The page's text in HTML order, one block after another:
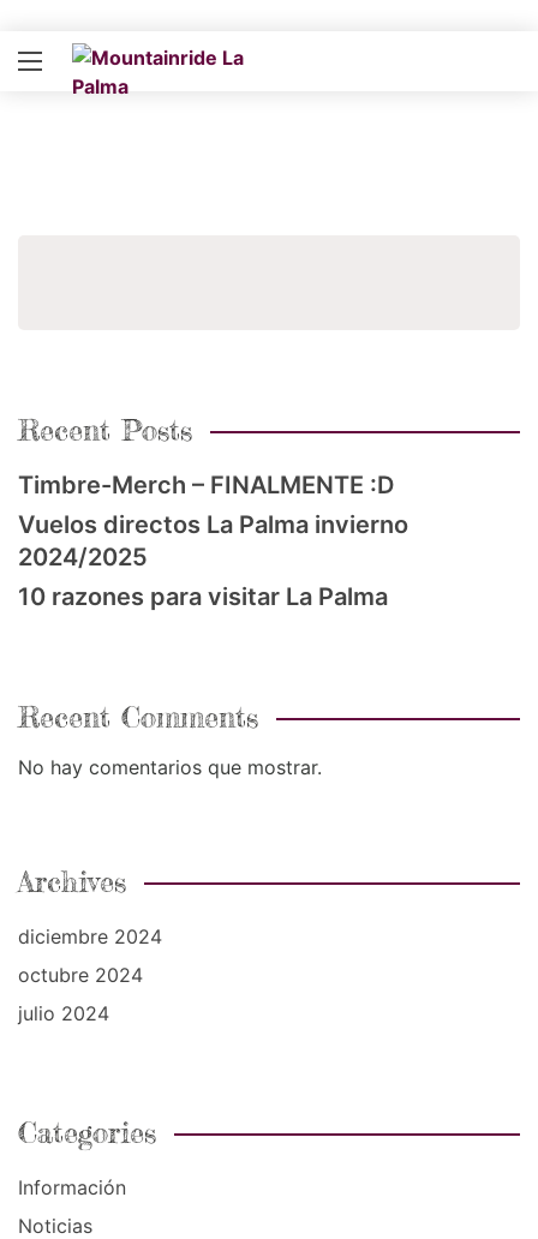
Recent Posts
Timbre-Merch – FINALMENTE :D
Vuelos directos La Palma invierno
2024/2025
10 razones para visitar La Palma
Recent Comments
No hay comentarios que mostrar.
Archives
diciembre 2024
octubre 2024
julio 2024
Categories
Información
Noticias